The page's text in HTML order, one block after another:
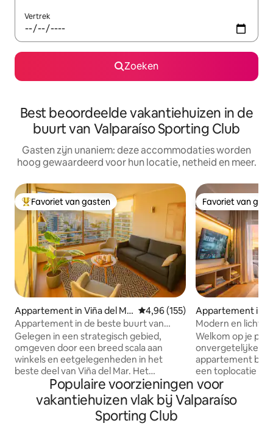
Vertrek
Zoeken
Best beoordeelde vakantiehuizen in de
buurt van Valparaíso Sporting Club
Gasten zijn unaniem: deze accommodaties worden
hoog gewaardeerd voor hun locatie, netheid en meer.
Topfavoriet van gasten
Favoriet van gasten
Appartement in Viña del Ma
r
Gemiddelde beoordeling van
4,96 (155)
Appartement in de beste buurt van
Viña, verwarmd zwembad
Gelegen in een strategisch gebied,
omgeven door een breed scala aan
winkels en eetgelegenheden in het
beste deel van Viña del Mar. Het
appartement is volledig ingericht en
uitgerust met een tv, kabel en wifi. Het
gebouw beschikt over een fitnessruimte
en wasfaciliteiten. Gasten kunnen ook
Favoriet van
Favoriet van
Appartement in
r
Modern en licht
uitzicht op de stad
Welkom op je
onvergetelijke
appartement
een toplocatie in
strand,
musea - ideaal
🌅 Pluspunten zijn: -
Populaire voorzieningen voor
vakantiehuizen vlak bij Valparaíso
Sporting Club